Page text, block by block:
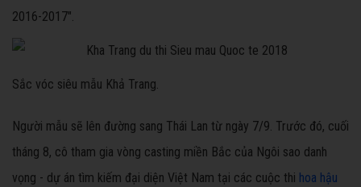
2016-2017".
Sắc vóc siêu mẫu Khả Trang.
Người mẫu sẽ lên đường sang Thái Lan từ ngày 7/9. Trước đó, cuối
tháng 8, cô tham gia vòng casting miền Bắc của Ngôi sao danh
vọng - dự án tìm kiếm đại diện Việt Nam tại các cuộc thi hoa hậu